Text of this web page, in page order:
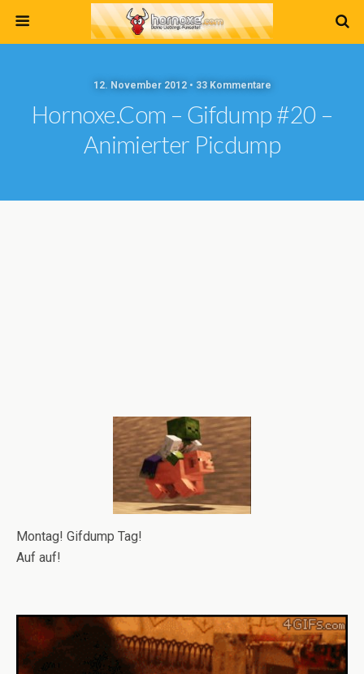
12. November 2012 • 33 Kommentare
Hornoxe.com – Gifdump #20 –
Animierter Picdump
Montag! Gifdump Tag!
Auf auf!